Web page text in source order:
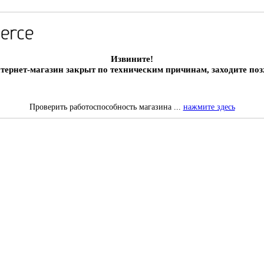
Извините!
магазин закрыт по техническим причинам, заходите
Проверить работоспособность магазина ... нажмите здесь